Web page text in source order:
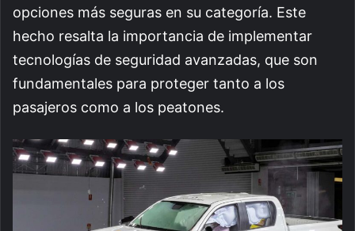
opciones más seguras en su categoría. Este
hecho resalta la importancia de implementar
tecnologías de seguridad avanzadas, que son
fundamentales para proteger tanto a los
pasajeros como a los peatones.